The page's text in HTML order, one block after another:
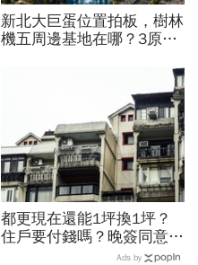
新北大巨蛋位置拍板，樹林
機五周邊基地在哪？3原因
都更現在還能1坪換1坪？
住戶要付錢嗎？晚簽同意書
分更多？租金補貼1個月多
Ads by